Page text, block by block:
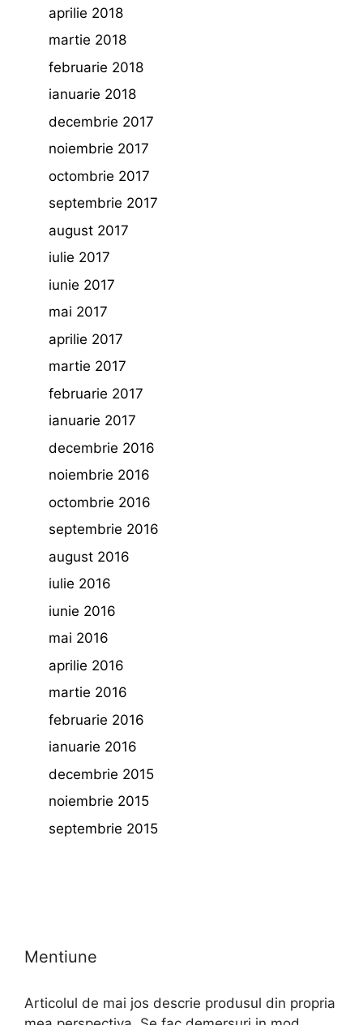
aprilie 2018
martie 2018
februarie 2018
ianuarie 2018
decembrie 2017
noiembrie 2017
octombrie 2017
septembrie 2017
august 2017
iulie 2017
iunie 2017
mai 2017
aprilie 2017
martie 2017
februarie 2017
ianuarie 2017
decembrie 2016
noiembrie 2016
octombrie 2016
septembrie 2016
august 2016
iulie 2016
iunie 2016
mai 2016
aprilie 2016
martie 2016
februarie 2016
ianuarie 2016
decembrie 2015
noiembrie 2015
septembrie 2015
Mentiune
Articolul de mai jos descrie produsul din propria